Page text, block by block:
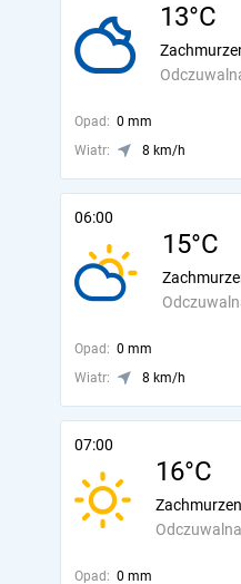
13°C
Opad: 0 mm
Wiatr:
8 km/h
06:00
15°C
Opad: 0 mm
Wiatr:
8 km/h
07:00
16°C
Odczuwalna
Opad: 0 mm